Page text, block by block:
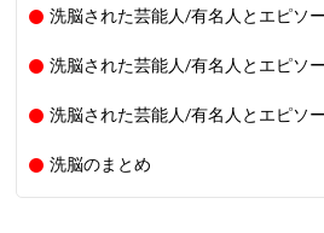
洗脳された芸能人/有名人とエピソ
洗脳された芸能人/有名人とエピソ
洗脳された芸能人/有名人とエピソ
洗脳のまとめ